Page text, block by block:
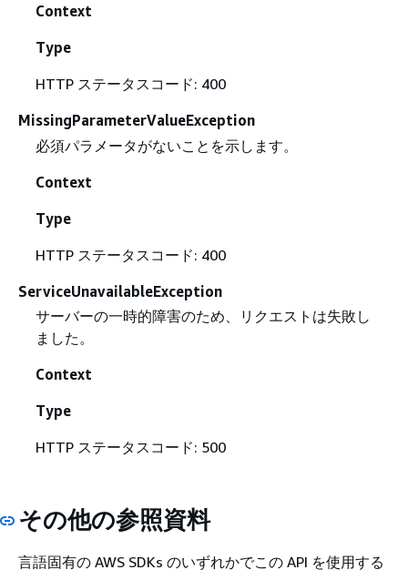
Context
Type
HTTP ステータスコード: 400
MissingParameterValueException
必須パラメータがないことを示します。
Context
Type
HTTP ステータスコード: 400
ServiceUnavailableException
サーバーの一時的障害のため、リクエストは失敗し
ました。
Context
Type
HTTP ステータスコード: 500
その他の参照資料
言語固有の AWS SDKs のいずれかでこの API を使用する